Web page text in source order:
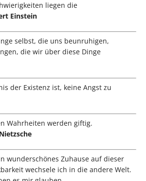
liegen die
Einstein
selbst, die uns beunruhigen,
die wir über diese Dinge
der Existenz ist, keine Angst zu
Wahrheiten werden giftig.
wunderschönes Zuhause auf dieser
wechsele ich in die andere Welt.